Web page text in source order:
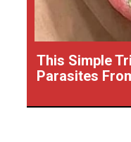
This Simple
Parasites